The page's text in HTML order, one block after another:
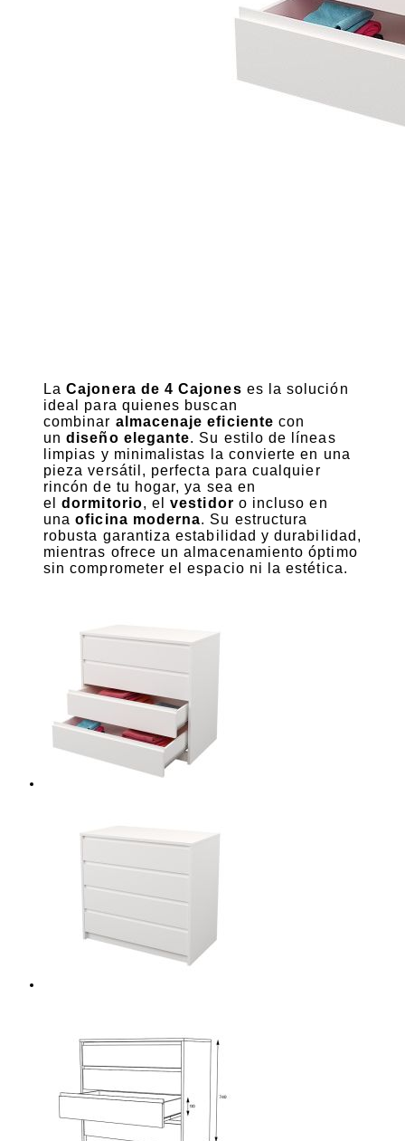
LaCajonera de 4 Cajones es la solución
ideal para quienes buscan
combinar almacenaje eficiente con
undiseño elegante. Su estilo de líneas
limpias y minimalistas la convierte en una
pieza versátil, perfecta para cualquier
rincón de tu hogar, ya sea en
eldormitorio, elvestidor o incluso en
unaoficina moderna. Su estructura
robusta garantiza estabilidad y durabilidad,
mientras ofrece un almacenamiento óptimo
sin comprometer el espacio ni la estética.